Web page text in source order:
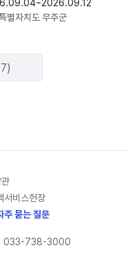
별자치도 무주군
서비스헌장
주 묻는 질문
033-738-3000